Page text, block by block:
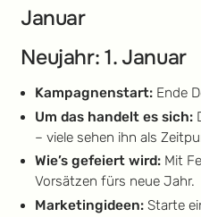
Januar
Neujahr: 1. Januar
Kampagnenstart:Ende
Um das handelt es sich:
– viele sehen ihn als
Wie’s gefeiert wird:Mit
Vorsätzen fürs neue Jahr.
Marketingideen:Starte